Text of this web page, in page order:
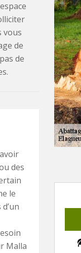
vous
de
de
des
le
Malla